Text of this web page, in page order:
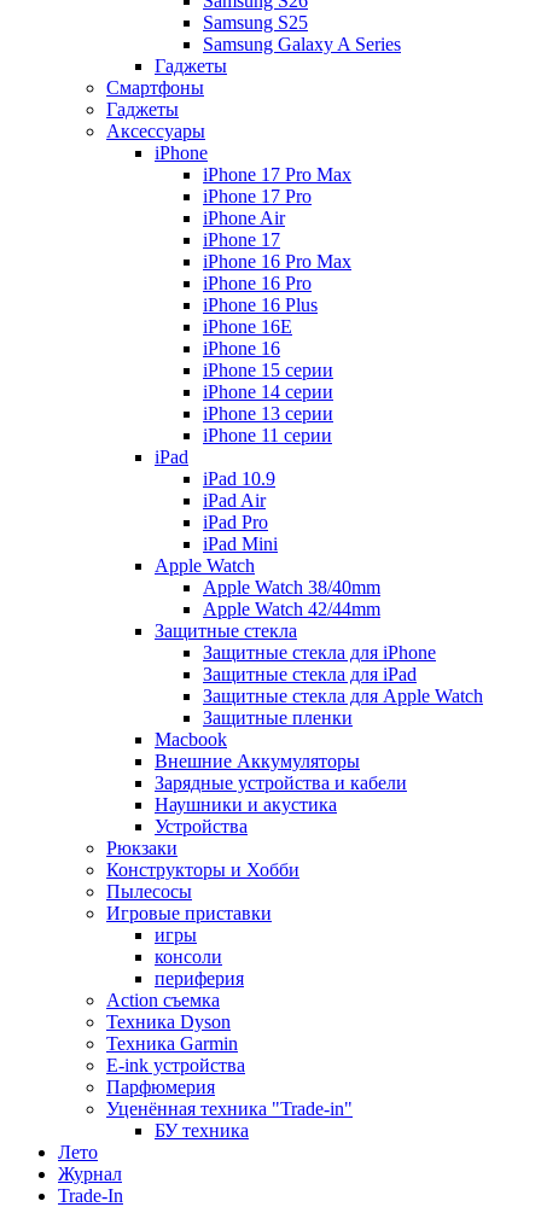
Samsung S25
Samsung Galaxy A Series
Гаджеты
Смартфоны
Гаджеты
Аксессуары
iPhone
iPhone 17 Pro Max
iPhone 17 Pro
iPhone Air
iPhone 17
iPhone 16 Pro Max
iPhone 16 Pro
iPhone 16 Plus
iPhone 16E
iPhone 16
iPhone 15 серии
iPhone 14 серии
iPhone 13 серии
iPhone 11 серии
iPad
iPad 10.9
iPad Air
iPad Pro
iPad Mini
Apple Watch
Apple Watch 38/40mm
Apple Watch 42/44mm
Защитные стекла
Защитные стекла для iPhone
Защитные стекла для iPad
Защитные стекла для Apple Watch
Защитные пленки
Macbook
Внешние Аккумуляторы
Зарядные устройства и кабели
Наушники и акустика
Устройства
Рюкзаки
Конструкторы и Хобби
Пылесосы
Игровые приставки
игры
консоли
периферия
Action съемка
Техника Dyson
Техника Garmin
E-ink устройства
Парфюмерия
Уценённая техника "Trade-in"
БУ техника
Лето
Журнал
Trade-In